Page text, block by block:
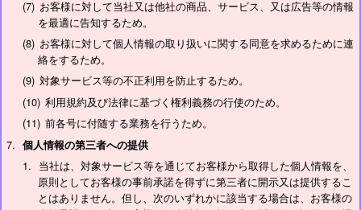
お客様に対して当社又は他社の商品、サービス、又は広告等の情報
を最適に告知するため。
お客様に対して個人情報の取り扱いに関する同意を求めるために連
絡をするため。
対象サービス等の不正利用を防止するため。
利用規約及び法律に基づく権利義務の行使のため。
前各号に付随する業務を行うため。
個人情報の第三者への提供
当社は、対象サービス等を通じてお客様から取得した個人情報を、
原則としてお客様の事前承諾を得ずに第三者に開示又は提供するこ
とはありません。但し、次のいずれかに該当する場合は、お客様の